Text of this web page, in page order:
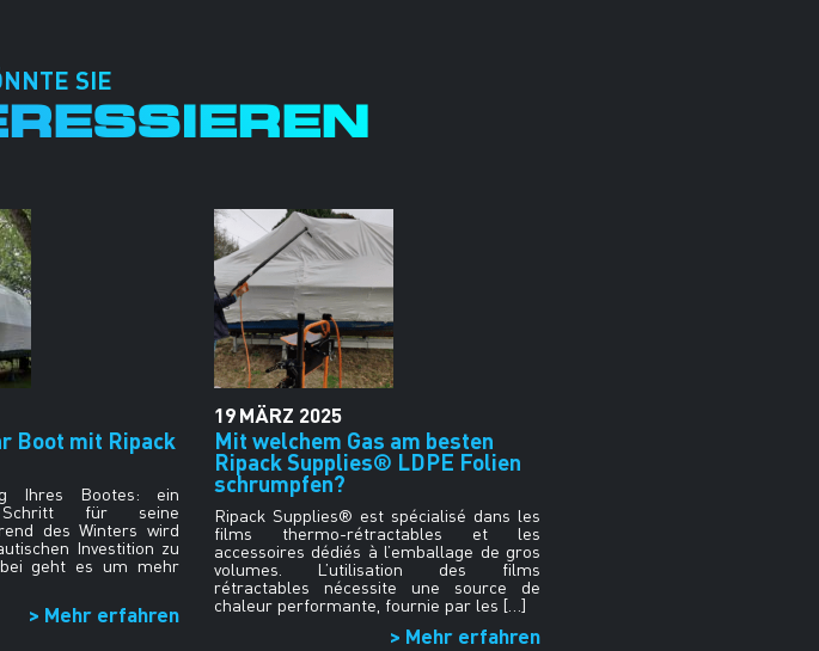
SIE
Boot mit Ripack
Ihres Bootes: ein
Schritt für seine
des Winters wird
Investition zu
geht es um mehr
> Mehr erfahren
19 MÄRZ 2025
Mit welchem Gas am besten
Ripack Supplies® LDPE Folien
schrumpfen?
Ripack Supplies® est spécialisé dans les
films thermo-rétractables et les
accessoires dédiés à l’emballage de gros
volumes. L’utilisation des films
rétractables nécessite une source de
chaleur performante, fournie par les […]
> Mehr erfahren